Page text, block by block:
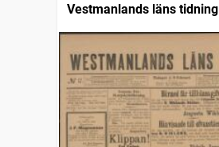
Vestmanlands läns tidning